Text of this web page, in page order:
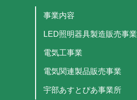
事業内容
LED照明器具製造販売事業
電気工事業
電気関連製品販売事業
宇部あすとぴあ事業所